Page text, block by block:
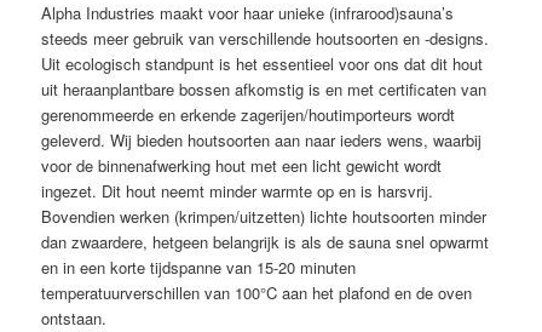
Alpha Industries maakt voor haar unieke (infrarood)sauna’s
steeds meer gebruik van verschillende houtsoorten en -designs.
Uit ecologisch standpunt is het essentieel voor ons dat dit hout
uit heraanplantbare bossen afkomstig is en met certificaten van
gerenommeerde en erkende zagerijen/houtimporteurs wordt
geleverd. Wij bieden houtsoorten aan naar ieders wens, waarbij
voor de binnenafwerking hout met een licht gewicht wordt
ingezet. Dit hout neemt minder warmte op en is harsvrij.
Bovendien werken (krimpen/uitzetten) lichte houtsoorten minder
dan zwaardere, hetgeen belangrijk is als de sauna snel opwarmt
en in een korte tijdspanne van 15-20 minuten
temperatuurverschillen van 100°C aan het plafond en de oven
ontstaan.